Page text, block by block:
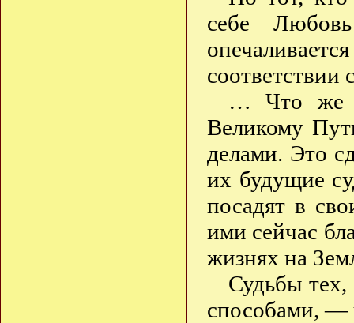
себе
соответствии
… Что же
Великому
делами. Это
их будущие
посадят в
ими сейчас
жизнях на
Судьбы
способами, —